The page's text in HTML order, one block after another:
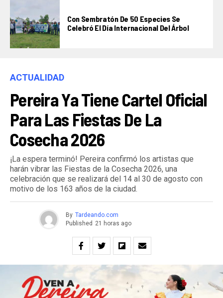
Con Sembratón De 50 Especies Se
Celebró El Día Internacional Del Árbol
ACTUALIDAD
Pereira Ya Tiene Cartel Oficial
Para Las Fiestas De La
Cosecha 2026
¡La espera terminó! Pereira confirmó los artistas que
harán vibrar las Fiestas de la Cosecha 2026, una
celebración que se realizará del 14 al 30 de agosto con
motivo de los 163 años de la ciudad.
By Tardeando.com
Published 21 horas ago